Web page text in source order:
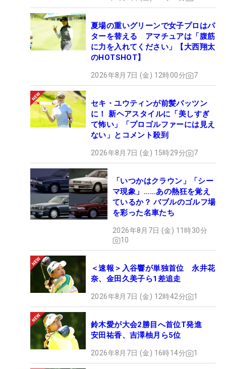
夏場の重いグリーンで女子プロはパ
ターを替える アマチュアは「腹筋
に力を入れてください」【大西翔太
のHOTSHOT】
2026年8月7日 (金) 12時00分 7
セキ・ユウティンが前髪パッツン
に！ 新ヘアスタイルに「美しすぎ
て怖い」「プロゴルファーには見え
ない」とコメント殺到
2026年8月7日 (金) 15時29分 7
「いつかはクラウン」「シー
マ現象」……あの熱狂を覚え
ているか？ バブルのゴルフ場
を彩った名車たち
2026年8月7日 (金) 11時30分
10
＜速報＞入谷響が単独首位 永井花
奈、金田久美子ら1差追走
2026年8月7日 (金) 12時42分 1
鈴木愛が大会2勝目へ首位T発進
安田祐香、吉澤柚月ら5位
2026年8月7日 (金) 16時14分 1